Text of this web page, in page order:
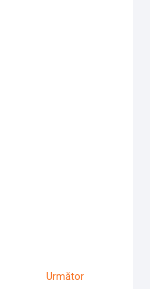
UrmătorArticolul